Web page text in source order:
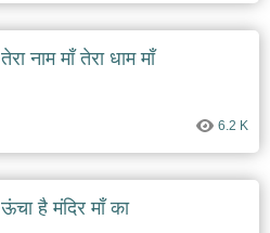
तेरा नाम माँ तेरा धाम माँ
6.2 K
ऊंचा है मंदिर माँ का